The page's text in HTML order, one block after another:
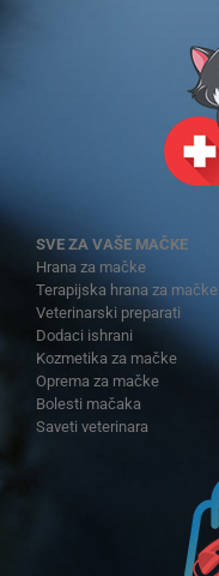
SVE ZA VAŠE MAČKE
Hrana za mačke
Terapijska hrana za mačke
Veterinarski preparati
Dodaci ishrani
Kozmetika za mačke
Oprema za mačke
Bolesti mačaka
Saveti veterinara